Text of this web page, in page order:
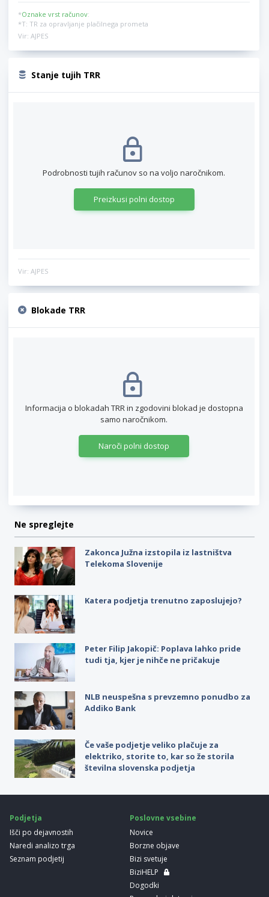
*Oznake vrst računov:
*T: TR za opravljanje plačilnega prometa
Vir: AJPES
Stanje tujih TRR
Podrobnosti tujih računov so na voljo naročnikom.
Preizkusi polni dostop
Vir: AJPES
Blokade TRR
Informacija o blokadah TRR in zgodovini blokad je dostopna
samo naročnikom.
Naroči polni dostop
Ne spreglejte
Zakonca Južna izstopila iz lastništva
Telekoma Slovenije
Katera podjetja trenutno zaposlujejo?
Peter Filip Jakopič: Poplava lahko pride
tudi tja, kjer je nihče ne pričakuje
NLB neuspešna s prevzemno ponudbo za
Addiko Bank
Če vaše podjetje veliko plačuje za
elektriko, storite to, kar so že storila
številna slovenska podjetja
Podjetja
Išči po dejavnostih
Naredi analizo trga
Seznam podjetij
Poslovne vsebine
Novice
Borzne objave
Bizi svetuje
BiziHELP
Dogodki